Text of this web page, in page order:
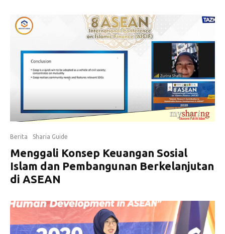
Berita Sharia Guide
Menggali Konsep Keuangan Sosial
Islam dan Pembangunan Berkelanjutan
di ASEAN